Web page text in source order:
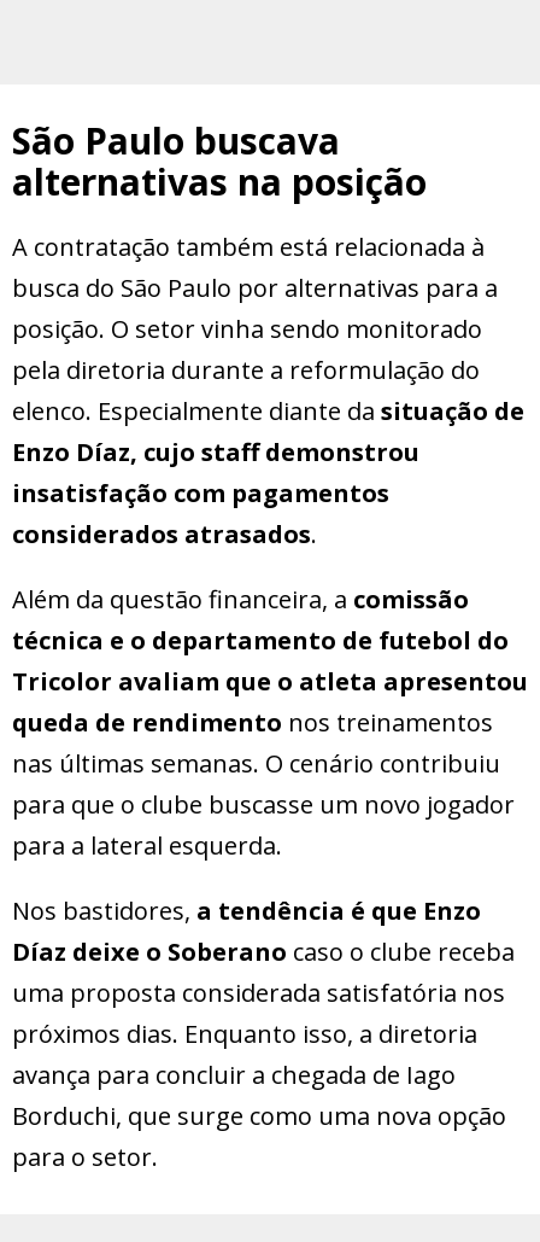
São Paulo buscava
alternativas na posição
A contratação também está relacionada à
busca do São Paulo por alternativas para a
posição. O setor vinha sendo monitorado
pela diretoria durante a reformulação do
elenco. Especialmente diante da situação de
Enzo Díaz, cujo staff demonstrou
insatisfação com pagamentos
considerados atrasados.
Além da questão financeira, a comissão
técnica e o departamento de futebol do
Tricolor avaliam que o atleta apresentou
queda de rendimento nos treinamentos
nas últimas semanas. O cenário contribuiu
para que o clube buscasse um novo jogador
para a lateral esquerda.
Nos bastidores, a tendência é que Enzo
Díaz deixe o Soberano caso o clube receba
uma proposta considerada satisfatória nos
próximos dias. Enquanto isso, a diretoria
avança para concluir a chegada de Iago
Borduchi, que surge como uma nova opção
para o setor.